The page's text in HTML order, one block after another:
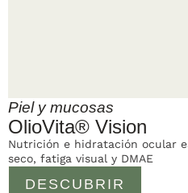
Piel y mucosas
OlioVita® Vision
DESCUBRIR
Nutrición e hidratación ocular
seco, fatiga visual y DMAE